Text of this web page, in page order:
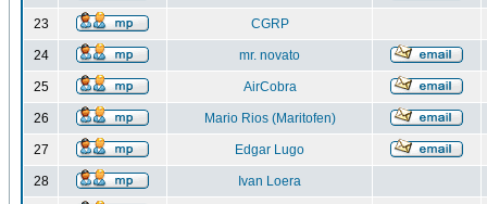
23 CGRP
24 mr. novato
25 AirCobra
26 Mario Rios (Maritofen)
27 Edgar Lugo
28 Ivan Loera